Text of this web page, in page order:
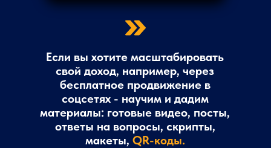
Если вы хотите масштабировать
свой доход, например, через
бесплатное продвижение в
соцсетях - научим и дадим
материалы: готовые видео, посты,
ответы на вопросы, скрипты,
макеты, QR-коды.